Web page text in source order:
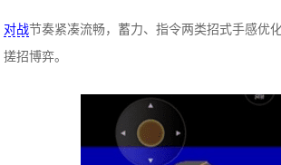
对战节奏紧凑流畅，蓄力、指令两类招式手感优
搓招博弈。